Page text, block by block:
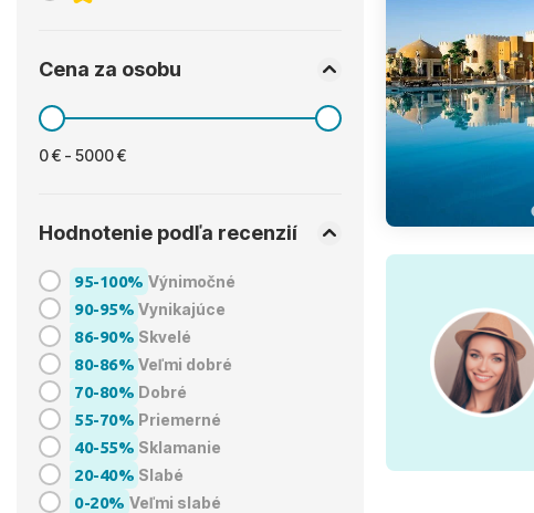
Cena za osobu
0 € - 5000 €
Hodnotenie podľa recenzií
95-100% Výnimočné
90-95% Vynikajúce
86-90% Skvelé
80-86% Veľmi dobré
70-80% Dobré
55-70% Priemerné
40-55% Sklamanie
20-40% Slabé
0-20% Veľmi slabé